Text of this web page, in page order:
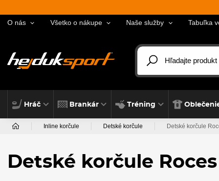
O nás Všetko o nákupe Naše služby Tabuľka
Hráč Brankár Tréning
Inline korčule Detské korčule Detské korčule
Detské korčule Roces